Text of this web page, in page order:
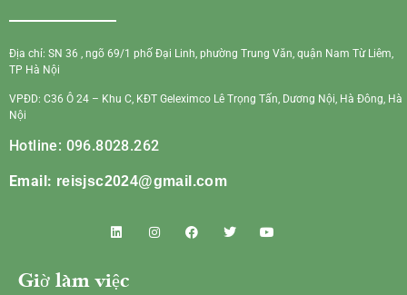
Địa chỉ: SN 36 , ngõ 69/1 phố Đại Linh, phường Trung Văn, quận Nam Từ Liêm,
TP Hà Nội
VPĐD: C36 Ô 24 – Khu C, KĐT Geleximco Lê Trọng Tấn, Dương Nội, Hà Đông, Hà
Nội
Hotline: 096.8028.262
Email: reisjsc2024@gmail.com
Giờ làm việc